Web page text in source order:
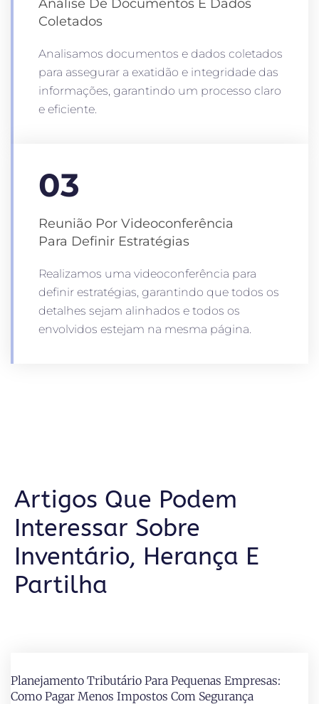
Análise De Documentos E Dados
Coletados
Analisamos documentos e dados coletados
para assegurar a exatidão e integridade das
informações, garantindo um processo claro
e eficiente.
03
Reunião Por Videoconferência
Para Definir Estratégias
Realizamos uma videoconferência para
definir estratégias, garantindo que todos os
detalhes sejam alinhados e todos os
envolvidos estejam na mesma página.
Artigos Que Podem
Interessar Sobre
Inventário, Herança E
Partilha
Planejamento Tributário Para Pequenas Empresas:
Como Pagar Menos Impostos Com Segurança